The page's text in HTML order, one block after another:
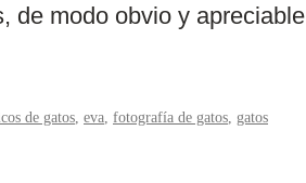
de modo obvio y apreciable
de gatos eva fotografía de gatos gatos